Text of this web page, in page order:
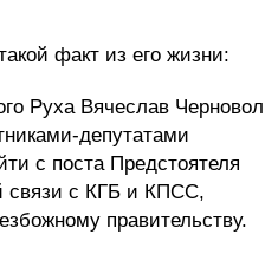
факт из его жизни:
Руха Вячеслав Черновол
депутатами
с поста Предстоятеля
связи с КГБ и КПСС,
правительству.